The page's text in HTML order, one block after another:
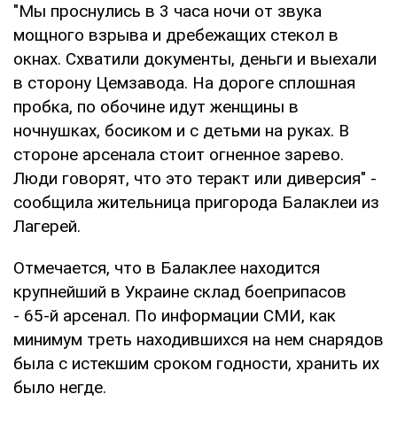
"Мы проснулись в 3 часа ночи от звука
мощного взрыва и дребежащих стекол в
окнах. Схватили документы, деньги и выехали
в сторону Цемзавода. На дороге сплошная
пробка, по обочине идут женщины в
ночнушках, босиком и с детьми на руках. В
стороне арсенала стоит огненное зарево.
Люди говорят, что это теракт или диверсия" -
сообщила жительница пригорода Балаклеи из
Лагерей.
Отмечается, что в Балаклее находится
крупнейший в Украине склад боеприпасов
- 65-й арсенал. По информации СМИ, как
минимум треть находившихся на нем снарядов
была с истекшим сроком годности, хранить их
было негде.